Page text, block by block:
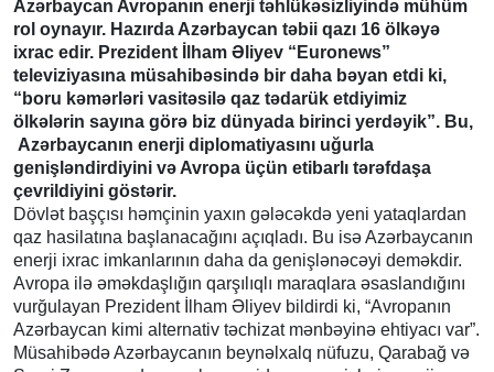
Azərbaycan Avropanın enerji təhlükəsizliyində mühüm
rol oynayır. Hazırda Azərbaycan təbii qazı 16 ölkəyə
ixrac edir. Prezident İlham Əliyev “Euronews”
televiziyasına müsahibəsində bir daha bəyan etdi ki,
“boru kəmərləri vasitəsilə qaz tədarük etdiyimiz
ölkələrin sayına görə biz dünyada birinci yerdəyik”. Bu,
Azərbaycanın enerji diplomatiyasını uğurla
genişləndirdiyini və Avropa üçün etibarlı tərəfdaşa
çevrildiyini göstərir.
Dövlət başçısı həmçinin yaxın gələcəkdə yeni yataqlardan
qaz hasilatına başlanacağını açıqladı. Bu isə Azərbaycanın
enerji ixrac imkanlarının daha da genişlənəcəyi deməkdir.
Avropa ilə əməkdaşlığın qarşılıqlı maraqlara əsaslandığını
vurğulayan Prezident İlham Əliyev bildirdi ki, “Avropanın
Azərbaycan kimi alternativ təchizat mənbəyinə ehtiyacı var”.
Müsahibədə Azərbaycanın beynəlxalq nüfuzu, Qarabağ və